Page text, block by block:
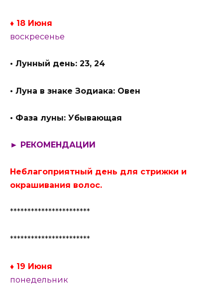
♦ 18 Июня
воскресенье
• Лунный день: 23, 24
• Луна в знаке Зодиака: Овен
• Фаза луны: Убывающая
► РЕКОМЕНДАЦИИ
Неблагоприятный день для стрижки и
окрашивания волос.
***********************
***********************
♦ 19 Июня
понедельник